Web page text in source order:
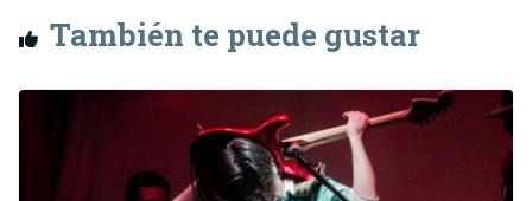
También te puede gustar